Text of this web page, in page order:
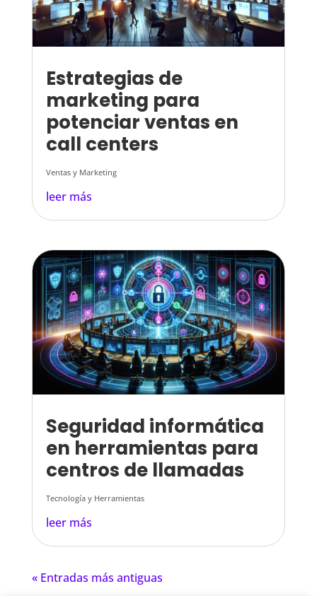
Estrategias de
marketing para
potenciar ventas en
call centers
Ventas y Marketing
leer más
Seguridad informática
en herramientas para
centros de llamadas
Tecnología y Herramientas
leer más
« Entradas más antiguas